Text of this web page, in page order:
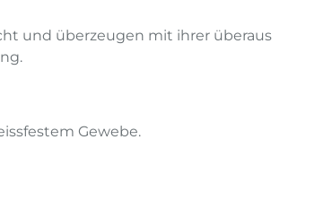
und überzeugen mit ihrer überaus
Gewebe.